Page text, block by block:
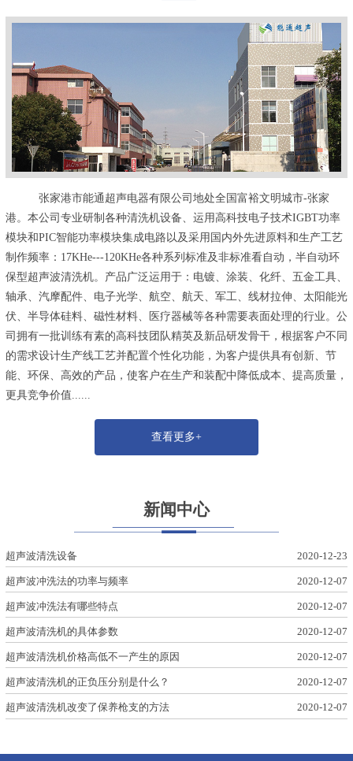
张家港市能通超声电器有限公司地处全国富裕文明城市-张家
港。本公司专业研制各种清洗机设备、运用高科技电子技术IGBT功率
模块和PIC智能功率模块集成电路以及采用国内外先进原料和生产工艺
制作频率：17KHe---120KHe各种系列标准及非标准看自动，半自动环
保型超声波清洗机。产品广泛运用于：电镀、涂装、化纤、五金工具、
轴承、汽摩配件、电子光学、航空、航天、军工、线材拉伸、太阳能光
伏、半导体硅料、磁性材料、医疗器械等各种需要表面处理的行业。公
司拥有一批训练有素的高科技团队精英及新品研发骨干，根据客户不同
的需求设计生产线工艺并配置个性化功能，为客户提供具有创新、节
能、环保、高效的产品，使客户在生产和装配中降低成本、提高质量，
更具竞争价值......
查看更多+
新闻中心
超声波清洗设备 2020-12-23
超声波冲洗法的功率与频率 2020-12-07
超声波冲洗法有哪些特点 2020-12-07
超声波清洗机的具体参数 2020-12-07
超声波清洗机价格高低不一产生的原因 2020-12-07
超声波清洗机的正负压分别是什么？ 2020-12-07
超声波清洗机改变了保养枪支的方法 2020-12-07